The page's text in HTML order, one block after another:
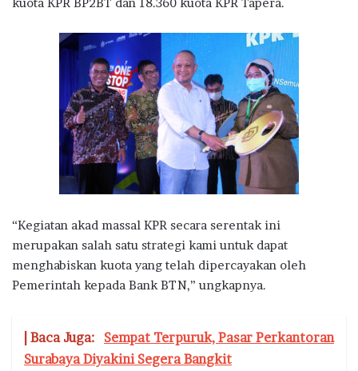
“Kegiatan akad massal KPR secara serentak ini
merupakan salah satu strategi kami untuk dapat
menghabiskan kuota yang telah dipercayakan oleh
Pemerintah kepada Bank BTN,” ungkapnya.
| Baca Juga:
Sempat Terpuruk, Pasar Perkantoran
Surabaya Diyakini Segera Bangkit